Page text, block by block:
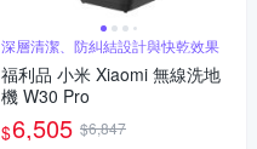
深層清潔、防糾結設計與快乾效果
福利品 小米 Xiaomi 無線洗地
機 W30 Pro
$6,505 $6,847